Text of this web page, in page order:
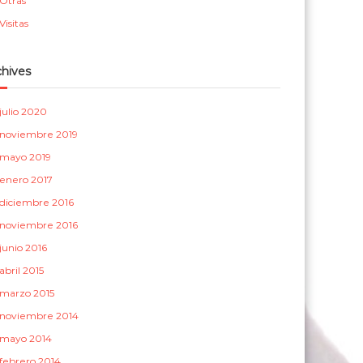
2020
2019
2019
2017
2016
2016
2016
2015
2015
2014
2014